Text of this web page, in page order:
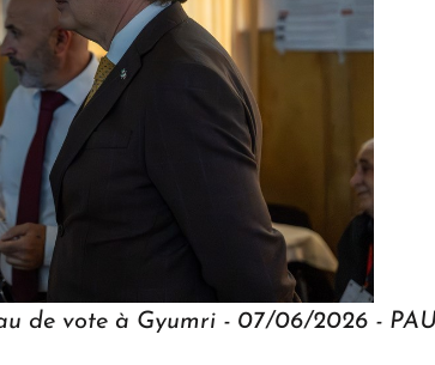
de vote à Gyumri - 07/06/2026 -